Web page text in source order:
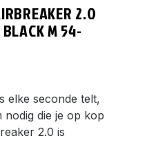
2.0
M 54-
elke seconde telt,
nodig die je op kop
2.0 is